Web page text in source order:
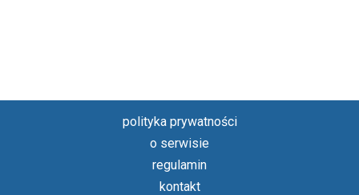
polityka prywatności
o serwisie
regulamin
kontakt